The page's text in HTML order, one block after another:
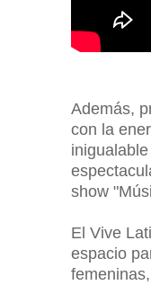
Además,
con la
show
El Vive
espacio